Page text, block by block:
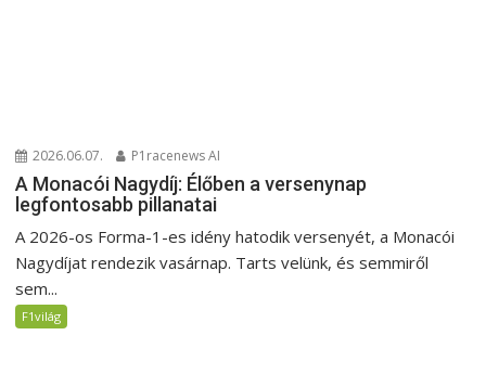
2026.06.07. P1racenews AI
A Monacói Nagydíj: Élőben a versenynap
legfontosabb pillanatai
A 2026-os Forma-1-es idény hatodik versenyét, a Monacói
Nagydíjat rendezik vasárnap. Tarts velünk, és semmiről
sem...
F1világ